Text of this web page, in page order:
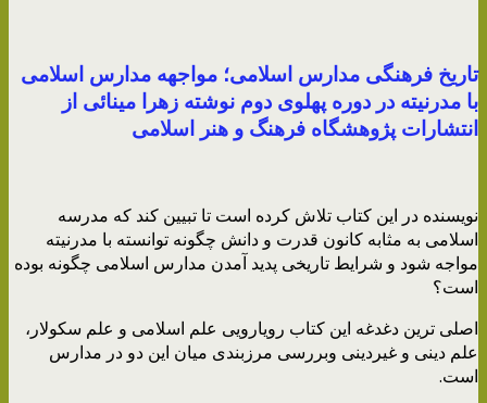
تاریخ فرهنگی مدارس اسلامی؛ مواجهه مدارس اسلامی
با مدرنیته در دوره پهلوی دوم نوشته زهرا مینائی از
انتشارات پژوهشگاه فرهنگ و هنر اسلامی
نویسنده در این کتاب تلاش کرده است تا تبیین کند که مدرسه
اسلامی به مثابه کانون قدرت و دانش چگونه توانسته با مدرنیته
مواجه شود و شرایط تاریخی پدید آمدن مدارس اسلامی چگونه بوده
است؟
اصلی ترین دغدغه این کتاب رویارویی علم اسلامی و علم سکولار،
علم دینی و غیردینی وبررسی مرزبندی میان این دو در مدارس
است.